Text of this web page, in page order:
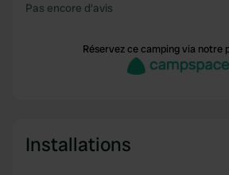
Pas encore d'avis
Réservez ce camping via notre
Installations